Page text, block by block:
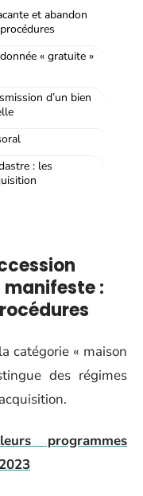
et abandon
« gratuite »
d’un bien
: les
:
catégorie « maison
des régimes
programmes